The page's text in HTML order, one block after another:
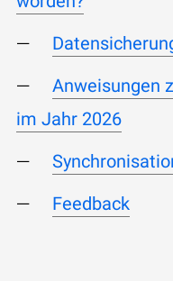
Anweisungen
im Jahr 2026
Feedback